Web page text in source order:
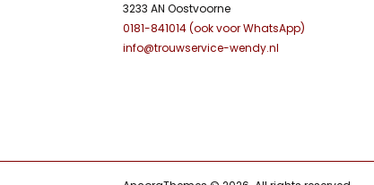
3233 AN Oostvoorne
0181-841014 (ook voor WhatsApp)
info@trouwservice-wendy.nl